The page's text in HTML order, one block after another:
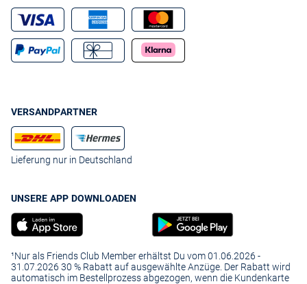
VERSANDPARTNER
Lieferung nur in Deutschland
UNSERE APP DOWNLOADEN
¹Nur als Friends Club Member erhältst Du vom 01.06.2026 -
31.07.2026 30 % Rabatt auf ausgewählte Anzüge. Der Rabatt wird
automatisch im Bestellprozess abgezogen, wenn die Kundenkarte